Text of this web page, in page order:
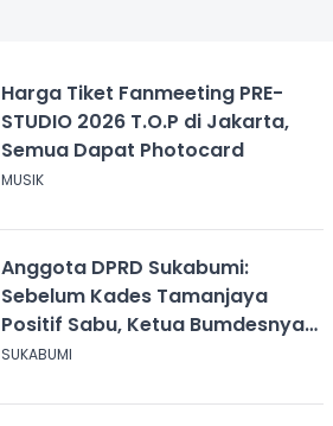
Harga Tiket Fanmeeting PRE-
STUDIO 2026 T.O.P di Jakarta,
Semua Dapat Photocard
MUSIK
Anggota DPRD Sukabumi:
Sebelum Kades Tamanjaya
Positif Sabu, Ketua Bumdesnya
Juga Terjerat Dugaan Narkoba
SUKABUMI